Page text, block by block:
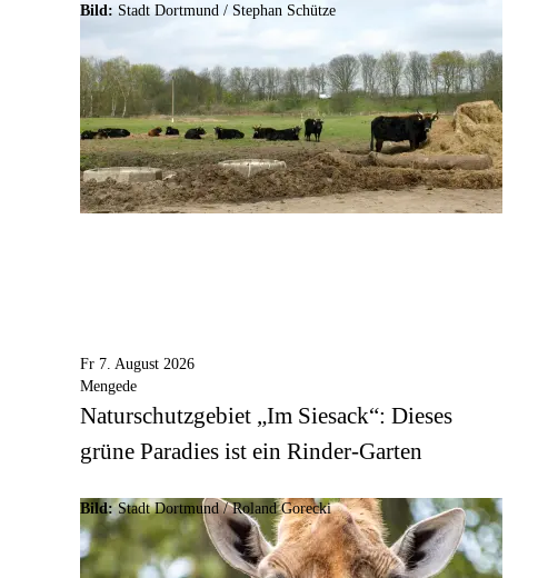
Bild: Stadt Dortmund / Stephan Schütze
Fr 7. August 2026
Mengede
Naturschutzgebiet „Im Siesack“: Dieses
grüne Paradies ist ein Rinder-Garten
Bild:Stadt Dortmund / Roland Gorecki